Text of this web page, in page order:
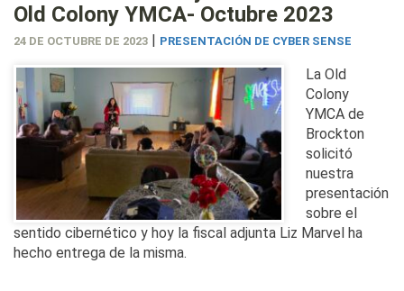
Old Colony YMCA- Octubre 2023
24 DE OCTUBRE DE 2023 | PRESENTACIÓN DE CYBER SENSE
La Old
Colony
YMCA de
Brockton
solicitó
nuestra
presentación
sobre el
sentido cibernético y hoy la fiscal adjunta Liz Marvel ha
hecho entrega de la misma.